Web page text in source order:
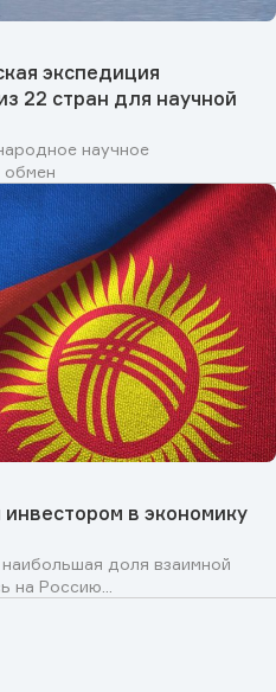
экспедиция
22 стран для научной
научное
обмен
в экономику
доля взаимной
на Россию...